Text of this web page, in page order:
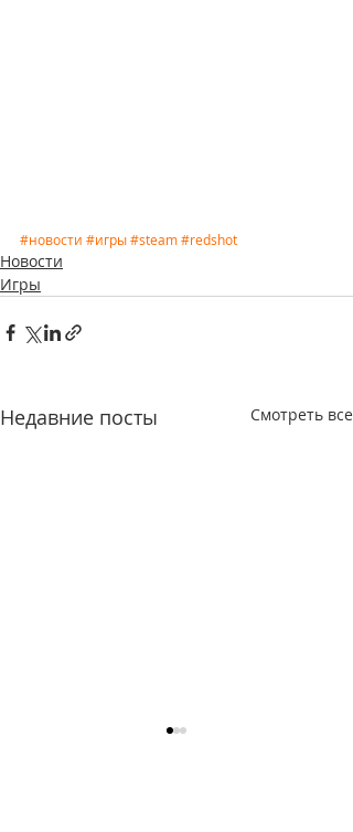
#новости #игры#steam#redshot
Новости
Игры
Недавние посты Смотреть все